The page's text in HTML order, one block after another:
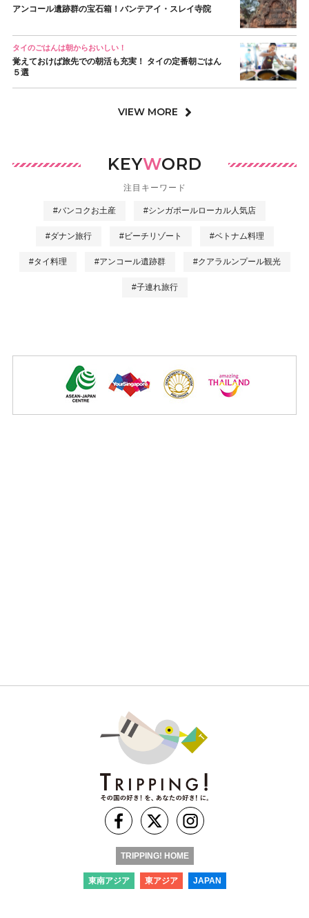
アンコール遺跡群の宝石箱！バンテアイ・スレイ寺院
タイのごはんは朝からおいしい！
覚えておけば旅先での朝活も充実！ タイの定番朝ごはん
５選
VIEW MORE
KEYWORD
注目キーワード
#バンコクお土産 #シンガポールローカル人気店
#ダナン旅行 #ビーチリゾート #ベトナム料理
#タイ料理 #アンコール遺跡群 #クアラルンプール観光
#子連れ旅行
TRIPPING! HOME
東南アジア 東アジア JAPAN